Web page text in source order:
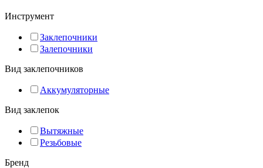
Инструмент
Заклепочники
Залепочники
Вид заклепочников
Аккумуляторные
Вид заклепок
Вытяжные
Резьбовые
Бренд